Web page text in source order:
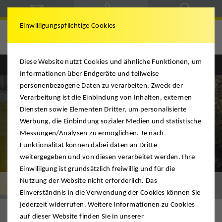
Englisch Deutsch
Transport
Einwilligungspflichtige Cookies
Diese Website nutzt Cookies und ähnliche Funktionen, um
Informationen über Endgeräte und teilweise
personenbezogene Daten zu verarbeiten. Zweck der
Verarbeitung ist die Einbindung von Inhalten, externen
Diensten sowie Elementen Dritter, um personalisierte
Werbung, die Einbindung sozialer Medien und statistische
Messungen/Analysen zu ermöglichen. Je nach
Funktionalität können dabei daten an Dritte
weitergegeben und von diesen verarbeitet werden. Ihre
Einwiliigung ist grundsätzlich freiwillig und für die
Nutzung der Website nicht erforderlich. Das
Einverständnis in die Verwendung der Cookies können Sie
jederzeit widerrufen. Weitere Informationen zu Cookies
auf dieser Website finden Sie in unserer